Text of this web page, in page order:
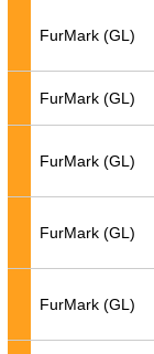
FurMark (GL)
FurMark (GL)
FurMark (GL)
FurMark (GL)
FurMark (GL)